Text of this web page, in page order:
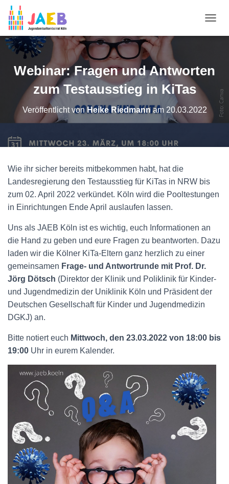
A
A
O
U
T
Webinar: Fragen und Antworten
zum Testausstieg in KiTas
Veröffentlicht vonHeike Riedmannam 20.03.2022
Wie ihr sicher bereits mitbekommen habt, hat die
Landesregierung den Testausstieg für KiTas in NRW bis
zum 02. April 2022 verkündet. Köln wird die Pooltestungen
in Einrichtungen Ende April auslaufen lassen.
Uns als JAEB Köln ist es wichtig, euch Informationen an
die Hand zu geben und eure Fragen zu beantworten. Dazu
laden wir die Kölner KiTa-Eltern ganz herzlich zu einer
gemeinsamen Frage- und Antwortrunde mit Prof. Dr.
Jörg Dötsch (Direktor der Klinik und Poliklinik für Kinder-
und Jugendmedizin der Uniklinik Köln und Präsident der
Deutschen Gesellschaft für Kinder und Jugendmedizin
DGKJ) an.
Bitte notiert euch Mittwoch, den 23.03.2022 von 18:00 bis
19:00 Uhr in eurem Kalender.